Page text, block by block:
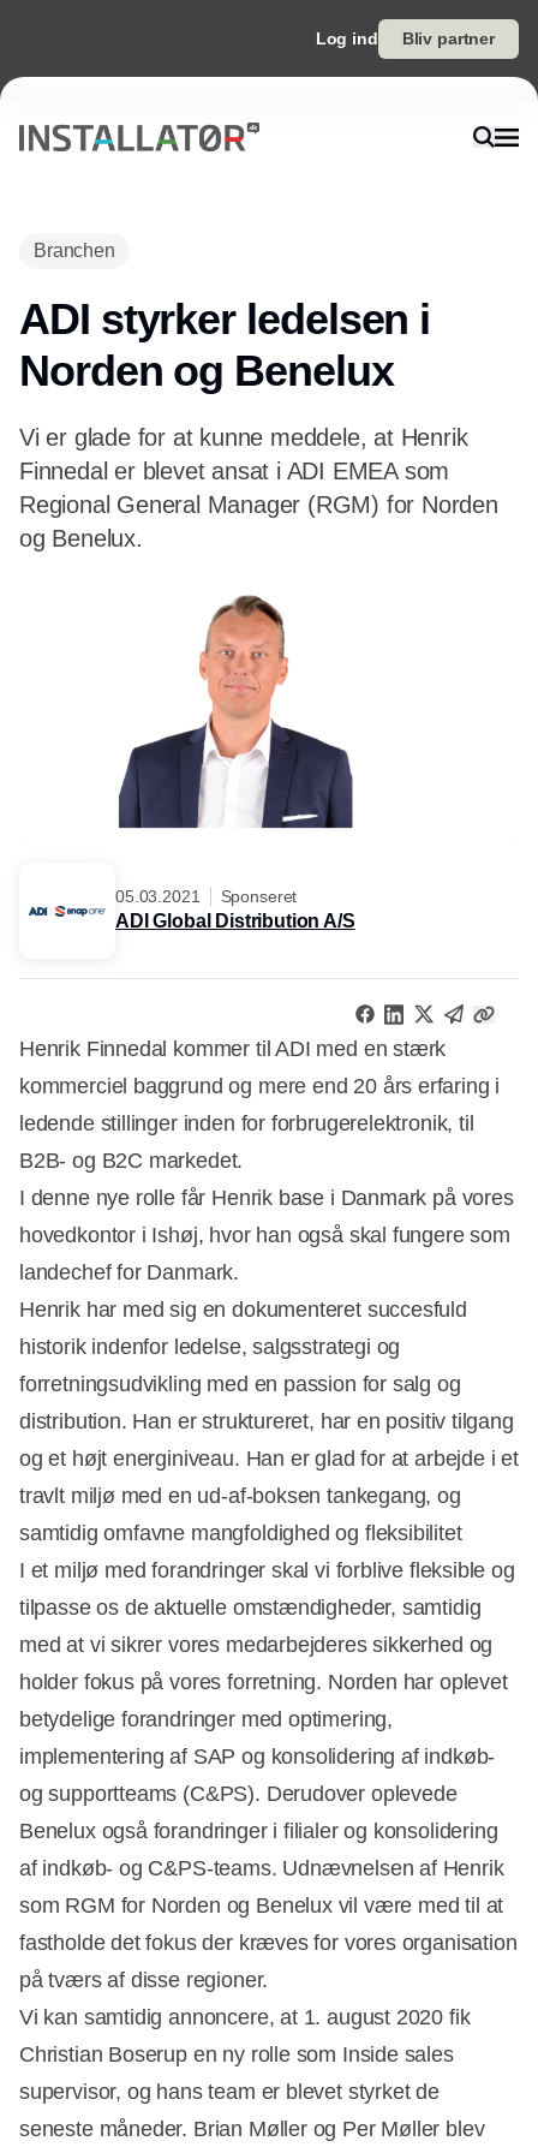
Log ind Bliv partner
Branchen
ADI styrker ledelsen i
Norden og Benelux
Vi er glade for at kunne meddele, at Henrik
Finnedal er blevet ansat i ADI EMEA som
Regional General Manager (RGM) for Norden
og Benelux.
05.03.2021 Sponseret
ADI Global Distribution A/S
Henrik Finnedal kommer til ADI med en stærk
kommerciel baggrund og mere end 20 års erfaring i
ledende stillinger inden for forbrugerelektronik, til
B2B- og B2C markedet.
I denne nye rolle får Henrik base i Danmark på vores
hovedkontor i Ishøj, hvor han også skal fungere som
landechef for Danmark.
Henrik har med sig en dokumenteret succesfuld
historik indenfor ledelse, salgsstrategi og
forretningsudvikling med en passion for salg og
distribution. Han er struktureret, har en positiv tilgang
og et højt energiniveau. Han er glad for at arbejde i et
travlt miljø med en ud-af-boksen tankegang, og
samtidig omfavne mangfoldighed og fleksibilitet
I et miljø med forandringer skal vi forblive fleksible og
tilpasse os de aktuelle omstændigheder, samtidig
med at vi sikrer vores medarbejderes sikkerhed og
holder fokus på vores forretning. Norden har oplevet
betydelige forandringer med optimering,
implementering af SAP og konsolidering af indkøb-
og supportteams (C&PS). Derudover oplevede
Benelux også forandringer i filialer og konsolidering
af indkøb- og C&PS-teams. Udnævnelsen af Henrik
som RGM for Norden og Benelux vil være med til at
fastholde det fokus der kræves for vores organisation
på tværs af disse regioner.
Vi kan samtidig annoncere, at 1. august 2020 fik
Christian Boserup en ny rolle som Inside sales
supervisor, og hans team er blevet styrket de
seneste måneder. Brian Møller og Per Møller blev